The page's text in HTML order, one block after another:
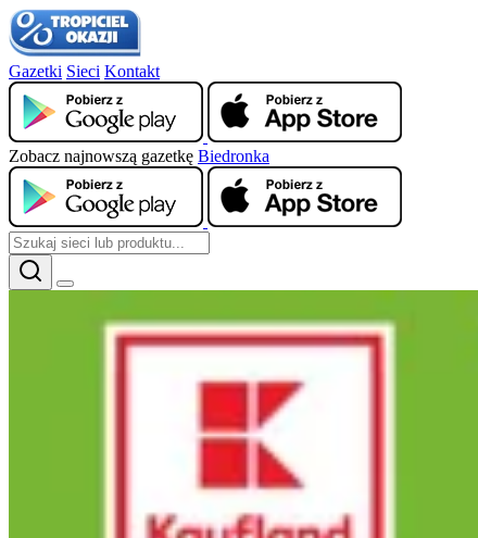
Gazetki Sieci Kontakt
Zobacz najnowszą gazetkę Biedronka